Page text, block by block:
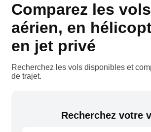
Comparez les
aérien, en
en jet privé
Recherchez les vols disponibles et
de trajet.
Recherchez votre